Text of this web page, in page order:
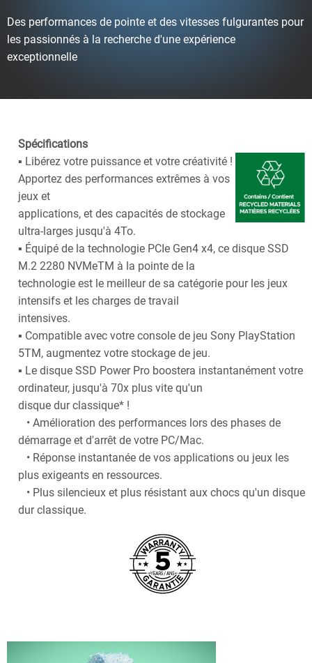
Des performances de pointe et des vitesses fulgurantes pour
les passionnés à la recherche d'une expérience
exceptionnelle
Spécifications
▪ Libérez votre puissance et votre créativité !
Apportez des performances extrêmes à vos
jeux et
applications, et des capacités de stockage
ultra-larges jusqu'à 4To.
▪ Équipé de la technologie PCIe Gen4 x4, ce disque SSD
M.2 2280 NVMeTM à la pointe de la
technologie est le meilleur de sa catégorie pour les jeux
intensifs et les charges de travail
intensives.
▪ Compatible avec votre console de jeu Sony PlayStation
5TM, augmentez votre stockage de jeu.
▪ Le disque SSD Power Pro boostera instantanément votre
ordinateur, jusqu'à 70x plus vite qu'un
disque dur classique* !
• Amélioration des performances lors des phases de
démarrage et d'arrêt de votre PC/Mac.
• Réponse instantanée de vos applications ou jeux les
plus exigeants en ressources.
• Plus silencieux et plus résistant aux chocs qu'un disque
dur classique.